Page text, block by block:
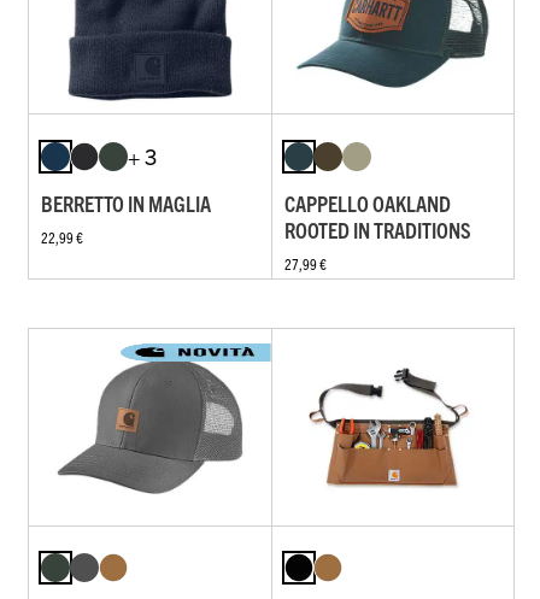
+ 3
BERRETTO IN MAGLIA
22,99 €
CAPPELLO OAKLAND
ROOTED IN TRADITIONS
27,99 €